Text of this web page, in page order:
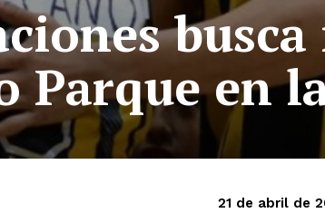
Parque en
21 de abril de